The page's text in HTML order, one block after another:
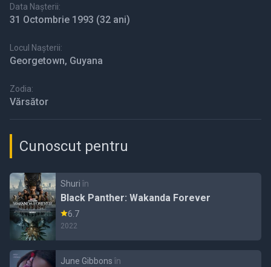
Data Nașterii:
31 Octombrie 1993 (32 ani)
Locul Nașterii:
Georgetown, Guyana
Zodia:
Vărsător
Cunoscut pentru
Shuri în
Black Panther: Wakanda Forever
6.7
2022
June Gibbons în